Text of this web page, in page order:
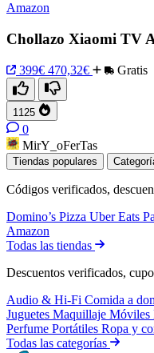
Amazon
Chollazo Xiaomi TV
399€ 470,32€ Gratis
1125
0
MirY_oFerTas
Tiendas populares
Códigos verificados,
Domino’s Pizza Uber Eats
Amazon
Todas las tiendas
Descuentos verificados,
Audio & Hi-Fi Comida a
Juguetes Maquillaje Móviles
Perfume Portátiles Ropa y
Todas las categorías